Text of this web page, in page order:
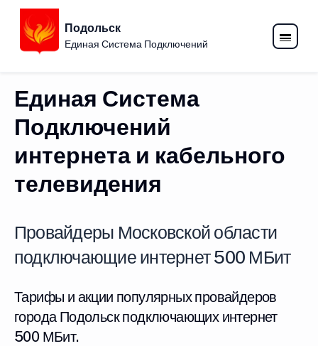
Подольск
Единая Система Подключений
Единая Система
Подключений
интернета и кабельного
телевидения
Провайдеры Московской области
подключающие интернет 500 МБит
Тарифы и акции популярных провайдеров
города Подольск подключающих интернет
500 МБит.